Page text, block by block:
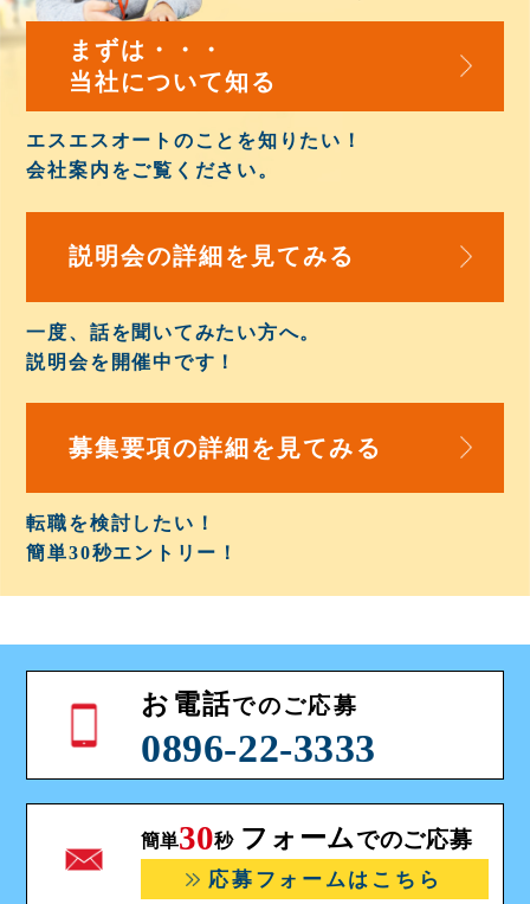
まずは・・・
当社について知る
エスエスオートのことを知りたい！
会社案内 をご覧ください。
説明会の詳細を 見てみる
一度、話を聞いてみたい方へ。
説明会を開催中です！
募集要項の詳細を 見てみる
転職を検討したい！
簡単30秒エントリー！
お電話でのご応募
0896-22-3333
簡単30秒 フォームでのご応募
応募フォームはこちら